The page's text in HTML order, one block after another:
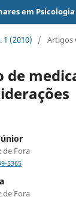
em Psicologia
1 (2010) / Artigos
de
de Fora
5365
de Fora